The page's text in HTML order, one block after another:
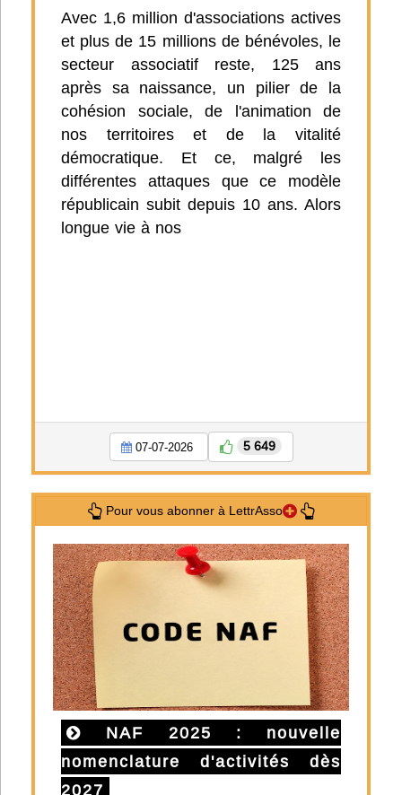
Avec 1,6 million d'associations actives
et plus de 15 millions de bénévoles, le
secteur associatif reste, 125 ans
après sa naissance, un pilier de la
cohésion sociale, de l'animation de
nos territoires et de la vitalité
démocratique. Et ce, malgré les
différentes attaques que ce modèle
républicain subit depuis 10 ans. Alors
longue vie à nos
07-07-2026 5 649
Pour vous abonner à LettrAsso
NAF 2025 : nouvelle
nomenclature d'activités dès
2027